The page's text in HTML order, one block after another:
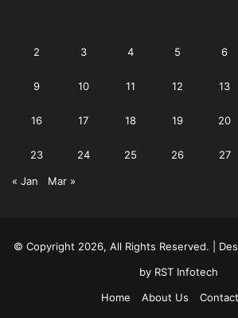
2 3 4 5 6
9 10 11 12 13
16 17 18 19 20
23 24 25 26 27
« Jan Mar »
© Copyright 2026, All Rights Reserved. |
byRST Infotech
Home
About Us